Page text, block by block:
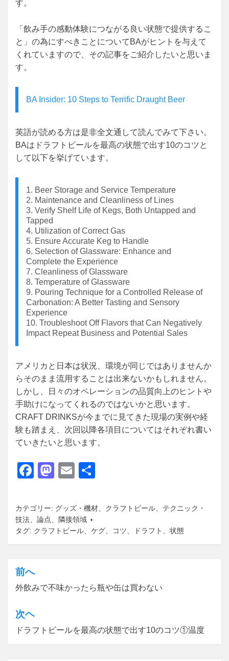
す。
「飲み手の感動体験につながる良い状態で提供するこ
と」の為にすべきことについてBAがヒントを与えて
くれていますので、その記事をご紹介したいと思いま
す。
BA Insider: 10 Steps to Terrific Draught Beer
英語が読める方は是非全文通して読んでみて下さい。
BAはドラフトビールを最高の状態で出す10のコツと
して以下を挙げています。
1. Beer Storage and Service Temperature
2. Maintenance and Cleanliness of Lines
3. Verify Shelf Life of Kegs, Both Untapped and
Tapped
4. Utilization of Correct Gas
5. Ensure Accurate Keg to Handle
6. Selection of Glassware: Enhance and
Complete the Experience
7. Cleanliness of Glassware
8. Temperature of Glassware
9. Pouring Technique for a Controlled Release of
Carbonation: A Better Tasting and Sensory
Experience
10. Troubleshoot Off Flavors that Can Negatively
Impact Repeat Business and Potential Sales
アメリカと日本は状況、環境が同じではありませんか
らそのまま流用することは出来ないかもしれません。
しかし、日々のオペレーションの品質向上のヒントや
手助けになってくれるのではないかと思います。
CRAFT DRINKSが今までに見てきた現場の実例や経
験も踏まえ、次回以降各項目についてはそれぞれ書い
ていきたいと思います。
F
c
e
b
o
k
M
st
o
d
E
ail
カテゴリー: グッズ・機材 クラフトビール
テクニック・
技法
論点
隣接領域
タグ: クラフトビール ケグ コツ ドラフト 状態
投
稿
ナ
ビ
前へ
外飲みで不味かったら瓶や缶は買わない
次ヘ
ドラフトビールを最高の状態で出す10のコツ①温度